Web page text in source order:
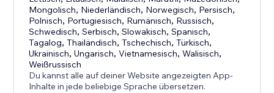
Mongolisch, Niederländisch, Norwegisch, Persisch,
Polnisch, Portugiesisch, Rumänisch, Russisch,
Schwedisch,Serbisch,Slowakisch,Spanisch,
Tagalog,Thailändisch,Tschechisch,Türkisch,
Ukrainisch,Ungarisch,Vietnamesisch,Walisisch,
Weißrussisch
Du kannst alle auf deiner Website angezeigten App-
Inhalte in jede beliebige Sprache übersetzen.